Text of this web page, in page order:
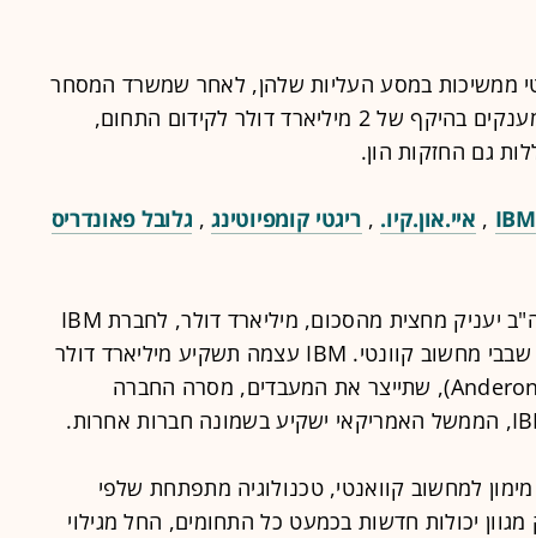
ממשיכות במסע העליות שלהן, לאחר שמשרד המסחר
האמריקאי הודיע אתמול על מענקים בהיקף של 2 מיליארד דולר לקידום התחום,
גם החזקות הון.
IBM
, איי.און.קיו. , ריגטי קומפיוטינג , גלובל פאונדריס
בבלומברג דווח שהממשל ארה"ב יעניק מחצית מהסכום, מיליארד דולר, לחברת IBM
כדי שזו תבנה מערך ייצור של שבבי מחשוב קוונטי. IBM עצמה תשקיע מיליארד דולר
בחברה חדשה, בשם אנדרון (Anderon), שתייצר את המעבדים, מסרה החברה
למחשוב קוואנטי, טכנולוגיה מתפתחת שלפי
יכולות חדשות בכמעט כל התחומים, החל מגילוי